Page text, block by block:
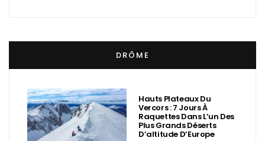
DRÔME
Hauts Plateaux Du
Vercors : 7 Jours À
Raquettes Dans L’un Des
Plus Grands Déserts
D’altitude D’Europe